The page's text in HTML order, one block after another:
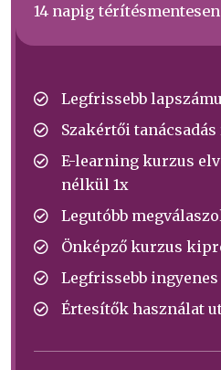
14 napig térítésmentesen
Legfrissebb
Szakértői tanácsadás
E-learning kurzus
nélkül 1x
Legutóbb
Önképző kurzus
Legfrissebb
Értesítők használat